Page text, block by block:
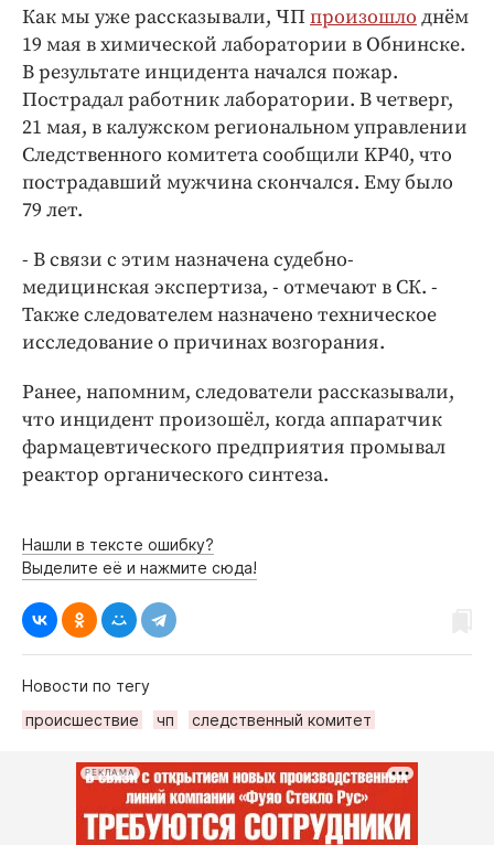
Клиника года
Бренд года
Работодатель года
Как мы уже рассказывали, ЧП произошло днём
19 мая в химической лаборатории в Обнинске.
В результате инцидента начался пожар.
Пострадал работник лаборатории. В четверг,
21 мая, в калужском региональном управлении
Следственного комитета сообщили KP40, что
пострадавший мужчина скончался. Ему было
79 лет.
- В связи с этим назначена судебно-
медицинская экспертиза, - отмечают в СК. -
Также следователем назначено техническое
исследование о причинах возгорания.
Ранее, напомним, следователи рассказывали,
что инцидент произошёл, когда аппаратчик
фармацевтического предприятия промывал
реактор органического синтеза.
Нашли в тексте ошибку?
Выделите её и нажмите сюда!
Новости по тегу
происшествие
чп следственный комитет
РЕКЛАМА